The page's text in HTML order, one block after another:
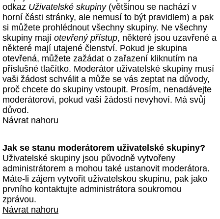
odkaz Uživatelské skupiny(většinou se nachází v
horní části stránky, ale nemusí to být pravidlem) a pak
si můžete prohlédnout všechny skupiny. Ne všechny
skupiny mají otevřený přístup, některé jsou uzavřené a
některé mají utajené členství. Pokud je skupina
otevřená, můžete zažádat o zařazení kliknutím na
příslušné tlačítko. Moderátor uživatelské skupiny musí
vaši žádost schválit a může se vás zeptat na důvody,
proč chcete do skupiny vstoupit. Prosím, nenadávejte
moderátorovi, pokud vaší žádosti nevyhoví. Má svůj
důvod.
Návrat nahoru
Jak se stanu moderátorem uživatelské skupiny?
Uživatelské skupiny jsou původně vytvořeny
administrátorem a mohou také ustanovit moderátora.
Máte-li zájem vytvořit uživatelskou skupinu, pak jako
prvního kontaktujte administrátora soukromou
zprávou.
Návrat nahoru